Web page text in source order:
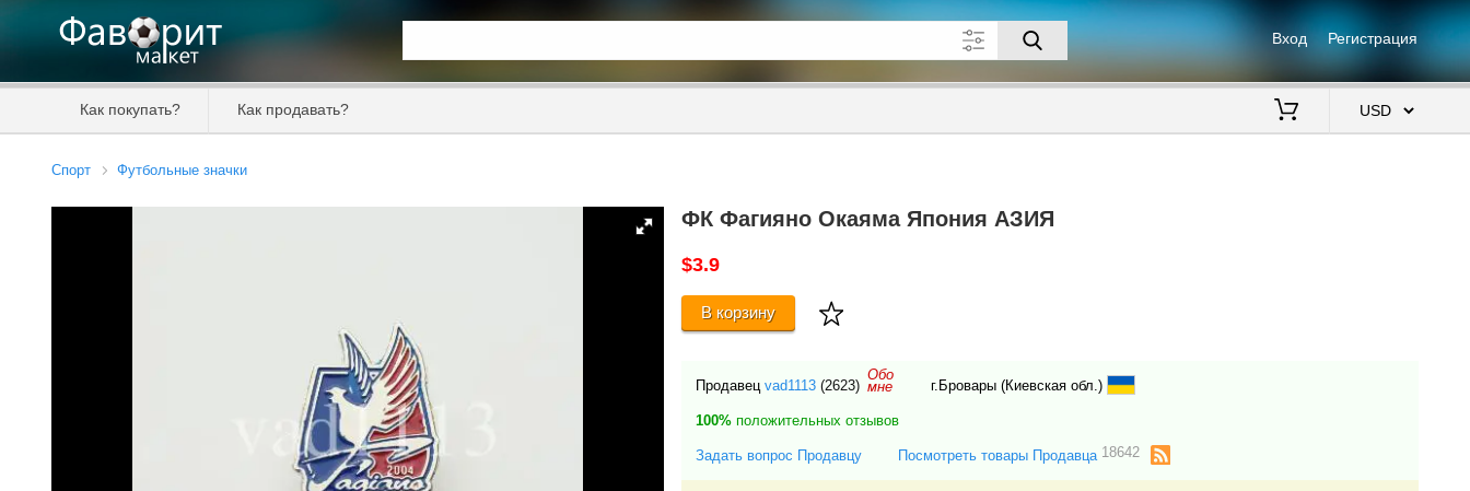
Вход Регистрация
Как покупать? Как продавать?
Спорт Футбольные значки
ФК Фагияно Окаяма Япония АЗИЯ
$3.9
В корзину
Продавец vad1113 (2623)
Обо
мне г.Бровары (Киевская обл.)
100% положительных отзывов
Задать вопрос Продавцу Посмотреть товары Продавца 18642